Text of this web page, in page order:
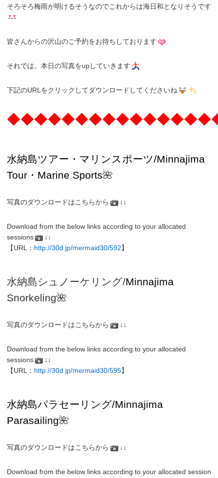
そろそろ梅雨が明けるそうなのでこれからは海日和となりそうです
皆さんからの沢山のご予約をお待ちしております
それでは、本日の写真をupしていきます
下記のURLをクリックしてダウンロードしてくださいね
水納島ツアー・マリンスポーツ/Minnajima
Tour・Marine Sports🌺
写真のダウンロードはこちらから ↓↓
Download from the below links according to your allocated
sessions
↓↓
【URL： http://30d.jp/mermaid30/592】
水納島シュノーケリング/Minnajima
Snorkeling🌺
写真のダウンロードはこちらから ↓↓
Download from the below links according to your allocated
sessions
↓↓
【URL： http://30d.jp/mermaid30/595】
水納島パラセーリング/Minnajima
Parasailing🌺
写真のダウンロードはこちらから ↓↓
Download from the below links according to your allocated session